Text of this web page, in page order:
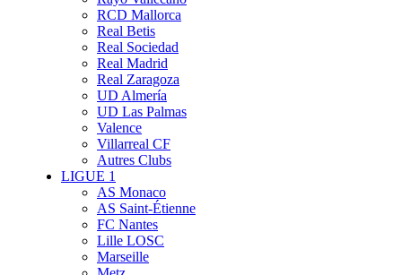
RCD Mallorca
Real Betis
Real Sociedad
Real Madrid
Real Zaragoza
UD Almería
UD Las Palmas
Valence
Villarreal CF
Autres Clubs
LIGUE 1
AS Monaco
AS Saint-Étienne
FC Nantes
Lille LOSC
Marseille